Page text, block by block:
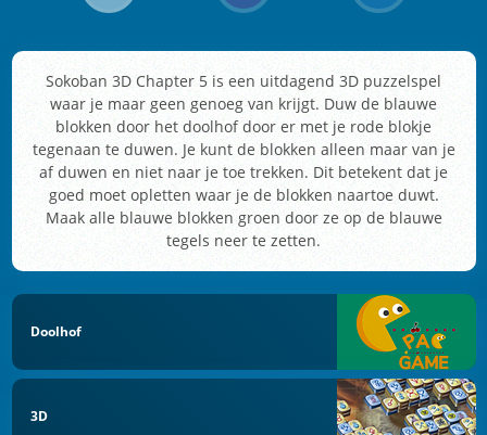
Sokoban 3D Chapter 5 is een uitdagend 3D puzzelspel
waar je maar geen genoeg van krijgt. Duw de blauwe
blokken door het doolhof door er met je rode blokje
tegenaan te duwen. Je kunt de blokken alleen maar van je
af duwen en niet naar je toe trekken. Dit betekent dat je
goed moet opletten waar je de blokken naartoe duwt.
Maak alle blauwe blokken groen door ze op de blauwe
tegels neer te zetten.
Doolhof
3D